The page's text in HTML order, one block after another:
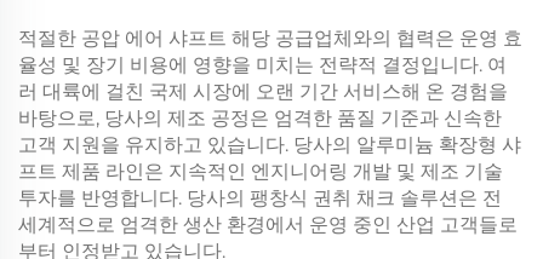
적절한 공압 에어 샤프트 해당 공급업체와의 협력은 운영 효
율성 및 장기 비용에 영향을 미치는 전략적 결정입니다. 여
러 대륙에 걸친 국제 시장에 오랜 기간 서비스해 온 경험을
바탕으로, 당사의 제조 공정은 엄격한 품질 기준과 신속한
고객 지원을 유지하고 있습니다. 당사의 알루미늄 확장형 샤
프트 제품 라인은 지속적인 엔지니어링 개발 및 제조 기술
투자를 반영합니다. 당사의 팽창식 권취 채크 솔루션은 전
세계적으로 엄격한 생산 환경에서 운영 중인 산업 고객들로
부터 인정받고 있습니다.